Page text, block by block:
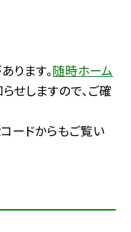
ります。随時ホーム
せしますので、ご確
ードからもご覧い